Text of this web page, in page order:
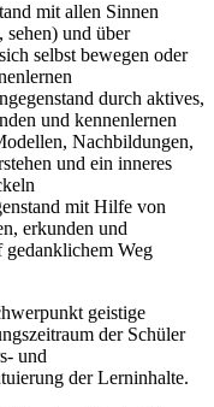
mit allen Sinnen
sehen) und über
selbst bewegen oder
durch aktives,
und kennenlernen
Nachbildungen,
und ein inneres
mit Hilfe von
erkunden und
gedanklichem Weg
geistige
der Schüler
und
der Lerninhalte.